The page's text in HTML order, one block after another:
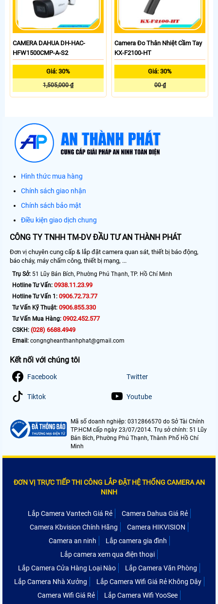
CAMERA DAHUA DH-HAC-
HFW1500CMP-A-S2
Giá: 30%
1,505,000 ₫
Camera Đo Thân Nhiệt Cầm Tay
KX-F2100-HT
Giá: 30%
00 ₫
Hình thức mua hàng
Chính sách giao nhận
Chính sách bảo mật
Điều kiện giao dịch chung
CÔNG TY TNHH TM-DV ĐẦU TƯ AN THÀNH PHÁT
Đơn vị chuyên cung cấp & lắp đặt camera quan sát, thiết bị báo động,
báo cháy, máy chấm công, thiết bị mạng, ...
Trụ Sở: 51 Lũy Bán Bích, Phường Phú Thạnh, TP. Hồ Chí Minh
Hotline Tư Vấn: 0938.11.23.99
Hotline Tư Vấn 1: 0906.72.73.77
Tư Vấn Kỹ Thuật: 0906.855.330
Tư Vấn Mua Hàng: 0902.452.577
CSKH: (028) 6688.4949
Email: congngheanthanhphat@gmail.com
Kết nối với chúng tôi
Facebook Twitter
Tiktok Youtube
Mã số doanh nghiệp: 0312866570 do Sở Tài Chính
TP.HCM cấp ngày 23/07/2014. Trụ sở chính: 51 Lũy
Bán Bích, Phường Phú Thạnh, Thành Phố Hồ Chí
Minh
ĐƠN VỊ TRỰC TIẾP THI CÔNG LẮP ĐẶT HỆ THỐNG CAMERA AN
NINH
Lắp Camera Vantech Giá Rẻ
Camera Dahua Giá Rẻ
Camera Kbvision Chính Hãng
Camera HIKVISION
Camera an ninh
Lắp camera gia đình
Lắp camera xem qua điện thoại
Lắp Camera Cửa Hàng Loại Nào
Lắp Camera Văn Phòng
Lắp Camera Nhà Xưởng
Lắp Camera Wifi Giá Rẻ Không Dây
Camera Wifi Giá Rẻ
Lắp Camera Wifi YooSee